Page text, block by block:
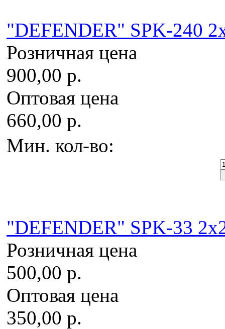
"DEFENDER" SPK-240
Розничная цена
900,00 р.
Оптовая цена
660,00 р.
Мин. кол-во:
"DEFENDER" SPK-33
Розничная цена
500,00 р.
Оптовая цена
350,00 р.